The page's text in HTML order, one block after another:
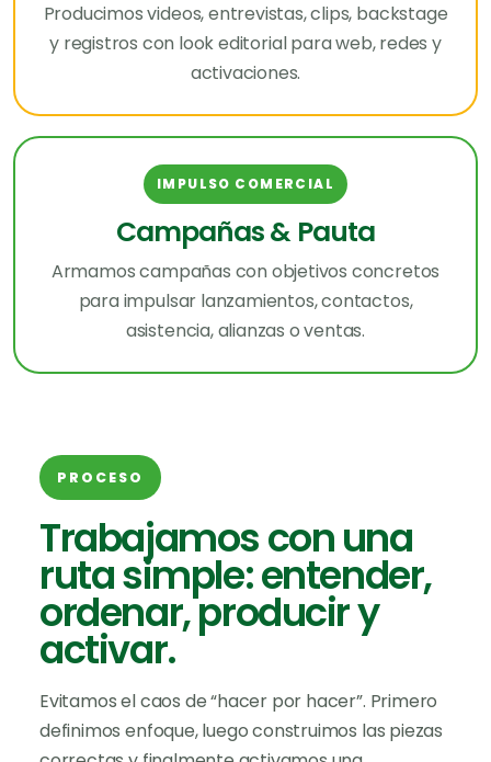
Producimos videos, entrevistas, clips, backstage
y registros con look editorial para web, redes y
activaciones.
IMPULSO COMERCIAL
Campañas & Pauta
Armamos campañas con objetivos concretos
para impulsar lanzamientos, contactos,
asistencia, alianzas o ventas.
PROCESO
Trabajamos con una
ruta simple: entender,
ordenar, producir y
activar.
Evitamos el caos de “hacer por hacer”. Primero
definimos enfoque, luego construimos las piezas